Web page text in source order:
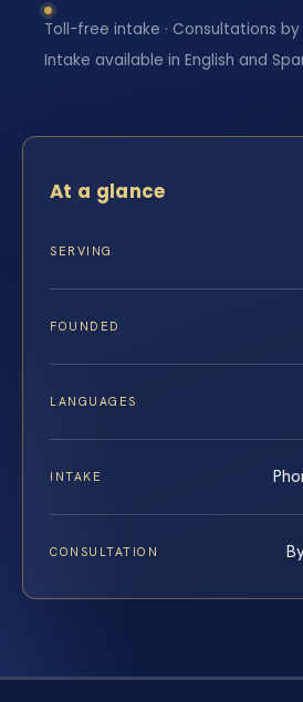
Toll-free intake · Consultations
Intake available in English and
At a glance
SERVING
FOUNDED
LANGUAGES
INTAKE
CONSULTATION